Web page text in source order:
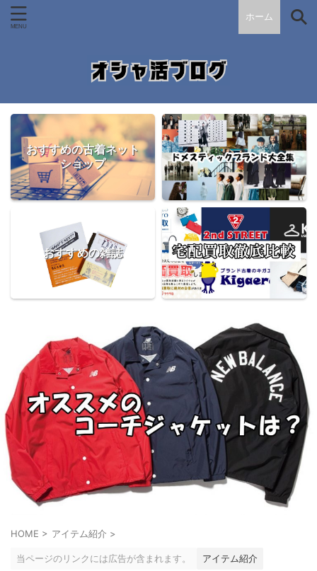
ホーム
おすすめの古着ネット
ショップ
おすすめの雑誌
HOME > アイテム紹介 >
当ページのリンクには広告が含まれます。 アイテム紹介